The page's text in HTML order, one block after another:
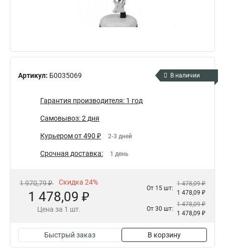
Артикул: Б0035069 В наличии
Гарантия производителя: 1 год
Самовывоз: 2 дня
Курьером от 490 ₽ 2-3 дней
Срочная доставка: 1 день
1 970,79 ₽ Скидка 24%
1 478,09 ₽
Цена за 1 шт.
От 15 шт:
1 478,09 ₽
1 478,09 ₽
От 30 шт:
1 478,09 ₽
1 478,09 ₽
Быстрый заказ В корзину